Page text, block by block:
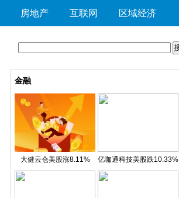
房地产 互联网 区域经济
金融
大健云仓美股涨8.11% 亿咖通科技美股跌10.33%